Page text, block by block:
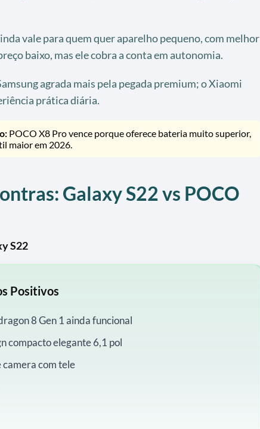
vale para quem quer aparelho pequeno, com melhor
baixo, mas ele cobra a conta em autonomia.
agrada mais pela pegada premium; o Xiaomi
prática diária.
POCO X8 Pro vence porque oferece bateria muito superior,
maior em 2026.
Galaxy S22 vs POCO
S22
Positivos
8 Gen 1 ainda funcional
compacto elegante 6,1 pol
camera com tele